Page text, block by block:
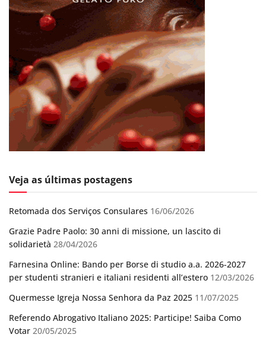
Veja as últimas postagens
Retomada dos Serviços Consulares 16/06/2026
Grazie Padre Paolo: 30 anni di missione, un lascito di
solidarietà 28/04/2026
Farnesina Online: Bando per Borse di studio a.a. 2026-2027
per studenti stranieri e italiani residenti all’estero 12/03/2026
Quermesse Igreja Nossa Senhora da Paz 2025 11/07/2025
Referendo Abrogativo Italiano 2025: Participe! Saiba Como
Votar 20/05/2025